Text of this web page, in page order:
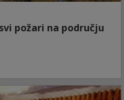
požari na području